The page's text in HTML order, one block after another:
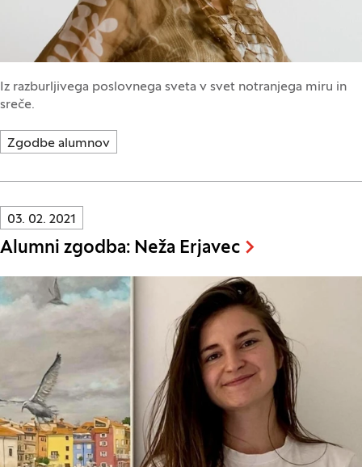
Iz razburljivega poslovnega sveta v svet notranjega miru in
sreče.
Zgodbe alumnov
Innovatif\Page\NewsListPage.DATE_A11Y:
03. 02. 2021
Alumni zgodba: Neža Erjavec